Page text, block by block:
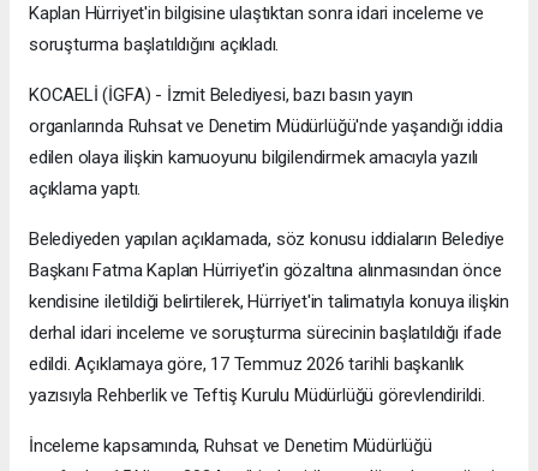
Kaplan Hürriyet'in bilgisine ulaştıktan sonra idari inceleme ve
soruşturma başlatıldığını açıkladı.
KOCAELİ (İGFA) - İzmit Belediyesi, bazı basın yayın
organlarında Ruhsat ve Denetim Müdürlüğü'nde yaşandığı iddia
edilen olaya ilişkin kamuoyunu bilgilendirmek amacıyla yazılı
açıklama yaptı.
Belediyeden yapılan açıklamada, söz konusu iddiaların Belediye
Başkanı Fatma Kaplan Hürriyet'in gözaltına alınmasından önce
kendisine iletildiği belirtilerek, Hürriyet'in talimatıyla konuya ilişkin
derhal idari inceleme ve soruşturma sürecinin başlatıldığı ifade
edildi. Açıklamaya göre, 17 Temmuz 2026 tarihli başkanlık
yazısıyla Rehberlik ve Teftiş Kurulu Müdürlüğü görevlendirildi.
İnceleme kapsamında, Ruhsat ve Denetim Müdürlüğü